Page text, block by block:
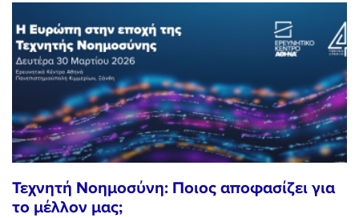
Τεχνητή Νοημοσύνη: Ποιος αποφασίζει για
το μέλλον μας;